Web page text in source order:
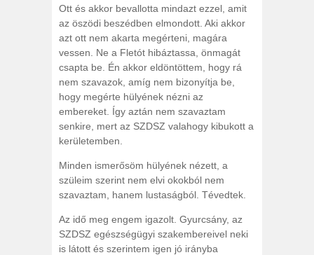
Ott és akkor bevallotta mindazt ezzel, amit
az öszödi beszédben elmondott. Aki akkor
azt ott nem akarta megérteni, magára
vessen. Ne a Fletót hibáztassa, önmagát
csapta be. Én akkor eldöntöttem, hogy rá
nem szavazok, amíg nem bizonyítja be,
hogy megérte hülyének nézni az
embereket. Így aztán nem szavaztam
senkire, mert az SZDSZ valahogy kibukott a
kerületemben.
Minden ismerősöm hülyének nézett, a
szüleim szerint nem elvi okokból nem
szavaztam, hanem lustaságból. Tévedtek.
Az idő meg engem igazolt. Gyurcsány, az
SZDSZ egészségügyi szakembereivel neki
is látott és szerintem igen jó irányba